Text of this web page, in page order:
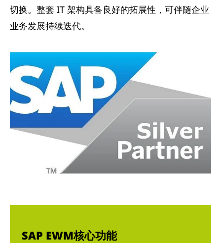
切换。整套 IT 架构具备良好的拓展性，可伴随企业
业务发展持续迭代。
SAP EWM核心功能